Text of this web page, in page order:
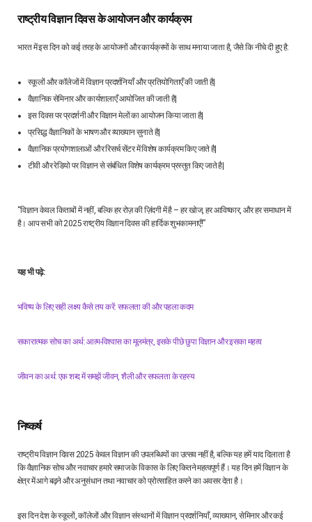
राष्ट्रीय विज्ञान दिवस के आयोजन और कार्यक्रम
भारत में इस दिन को कई तरह के आयोजनों और कार्यक्रमों के साथ मनाया जाता है, जैसे कि नीचे दी हुए है:
स्कूलों और कॉलेजों में विज्ञान प्रदर्शनियाँ और प्रतियोगिताएँ की जाती है|
वैज्ञानिक सेमिनार और कार्यशालाएँ आयोजित की जाती है|
इस दिवस पर प्रदर्शनी और विज्ञान मेलों का आयोजन किया जाता है|
प्रसिद्ध वैज्ञानिकों के भाषण और व्याख्यान सुनाते है|
वैज्ञानिक प्रयोगशालाओं और रिसर्च सेंटर में विशेष कार्यक्रम किए जाते है|
टीवी और रेडियो पर विज्ञान से संबंधित विशेष कार्यक्रम प्रस्तुत किए जाते है|
“विज्ञान केवल किताबों में नहीं, बल्कि हर रोज़ की ज़िंदगी में है – हर खोज, हर आविष्कार, और हर समाधान में
है। आप सभी को 2025 राष्ट्रीय विज्ञान दिवस की हार्दिक शुभकामनाएँ!”
यह भी पढ़े:
भविष्य के लिए सही लक्ष्य कैसे तय करें: सफलता की और पहला कदम
सकारात्मक सोच का अर्थ: आत्म-विश्वास का मूलमंत्र, इसके पीछे छुपा विज्ञान और इसका महत्व
जीवन का अर्थ: एक शब्द में समझें जीवन, शैली और सफलता के रहस्य
निष्कर्ष
राष्ट्रीय विज्ञान दिवस 2025 केवल विज्ञान की उपलब्धियों का उत्सव नहीं है, बल्कि यह हमें याद दिलाता है
कि वैज्ञानिक सोच और नवाचार हमारे समाज के विकास के लिए कितने महत्वपूर्ण हैं। यह दिन हमें विज्ञान के
क्षेत्र में आगे बढ़ने और अनुसंधान तथा नवाचार को प्रोत्साहित करने का अवसर देता है।
इस दिन देश के स्कूलों, कॉलेजों और विज्ञान संस्थानों में विज्ञान प्रदर्शनियाँ, व्याख्यान, सेमिनार और कई